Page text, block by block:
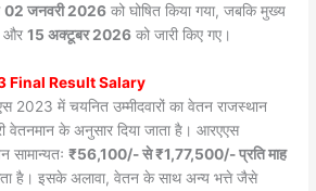
02 जनवरी 2026 को घोषित किया गया, जबकि मुख्य
और15 अक्टूबर 2026 को जारी किए गए।
Final Result Salary
2023 में चयनित उम्मीदवारों का वेतन राजस्थान
वेतनमान के अनुसार दिया जाता है। आरएएस
सामान्यतः₹56,100/- से ₹1,77,500/- प्रति माह
है। इसके अलावा, वेतन के साथ अन्य भत्ते जैसे